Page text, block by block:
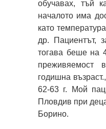
обучавах, тъй
началото има
като
др. Пациентът,
тогава беше на
годишна
62-63 г. Мой
Пловдив при
Борино.